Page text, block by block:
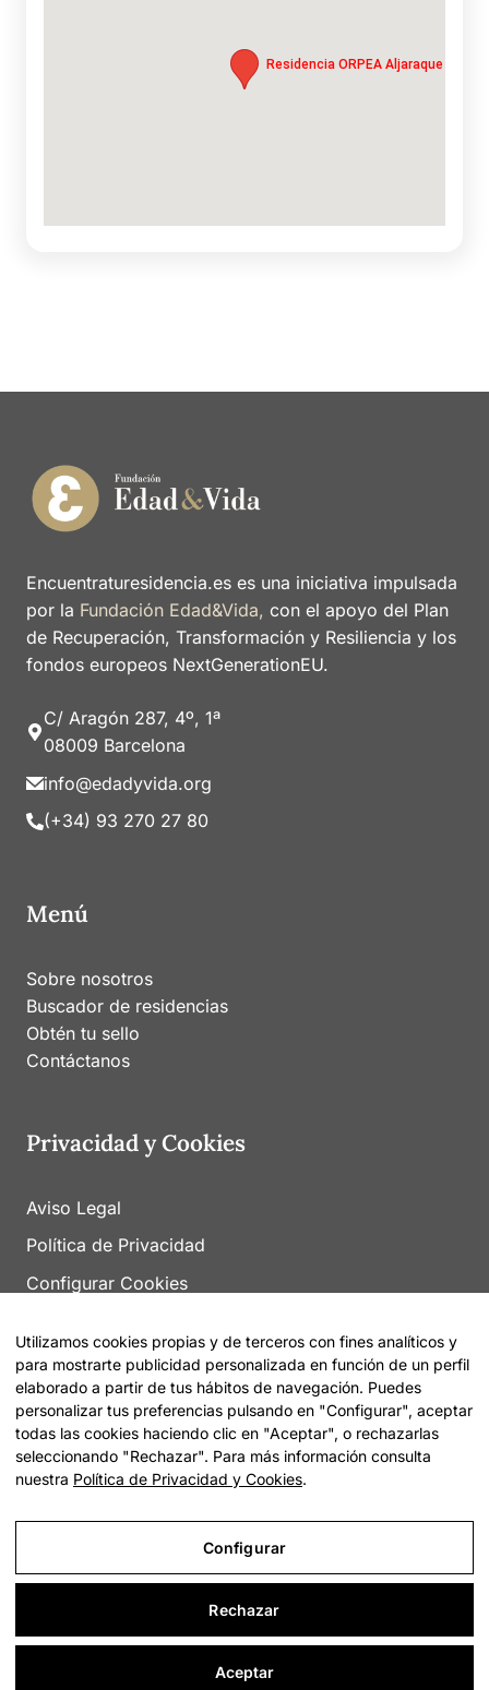
Residencia ORPEA Aljaraque
Encuentraturesidencia.es es una iniciativa impulsada
por la Fundación Edad&Vida, con el apoyo del Plan
de Recuperación, Transformación y Resiliencia y los
fondos europeos NextGenerationEU.
C/ Aragón 287, 4º, 1ª
08009 Barcelona
info@edadyvida.org
(+34) 93 270 27 80
Menú
Sobre nosotros
Buscador de residencias
Obtén tu sello
Contáctanos
Privacidad y Cookies
Aviso Legal
Política de Privacidad
Configurar Cookies
© 2026 Encuentra tu Residencia | Sitemap
Utilizamos cookies propias y de terceros con fines analíticos y
para mostrarte publicidad personalizada en función de un perfil
elaborado a partir de tus hábitos de navegación. Puedes
personalizar tus preferencias pulsando en "Configurar", aceptar
todas las cookies haciendo clic en "Aceptar", o rechazarlas
seleccionando "Rechazar". Para más información consulta
nuestra Política de Privacidad y Cookies.
Configurar
Rechazar
Aceptar